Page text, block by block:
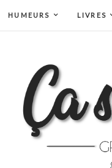
HUMEURS LIVRES